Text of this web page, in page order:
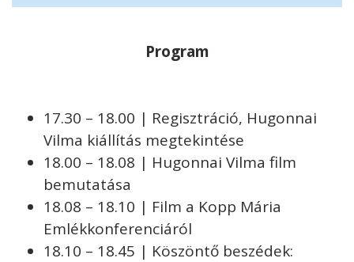
Program
17.30 – 18.00 | Regisztráció, Hugonnai
Vilma kiállítás megtekintése
18.00 – 18.08 | Hugonnai Vilma film
bemutatása
18.08 – 18.10 | Film a Kopp Mária
Emlékkonferenciáról
18.10 – 18.45 | Köszöntő beszédek: